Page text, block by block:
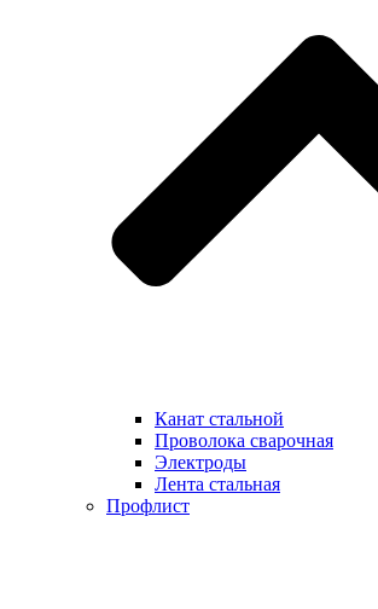
Канат стальной
Проволока сварочная
Электроды
Лента стальная
Профлист